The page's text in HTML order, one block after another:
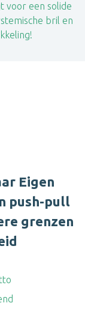
voor een solide
bril en
Eigen
push-pull
grenzen